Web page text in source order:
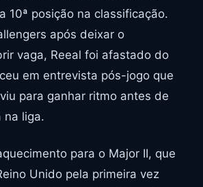
10ª posição na classificação.
após deixar o
vaga, Reeal foi afastado do
em entrevista pós-jogo que
para ganhar ritmo antes de
na liga.
para o Major II, que
Unido pela primeira vez